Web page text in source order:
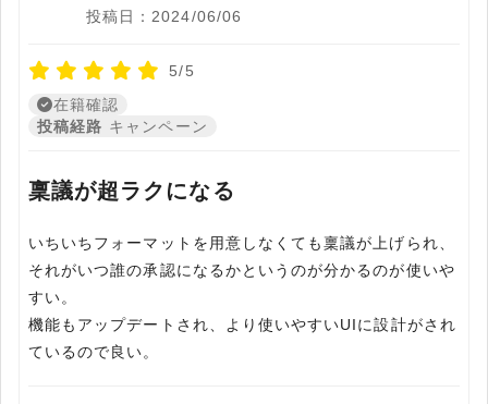
投稿日：2024/06/06
5/5
在籍確認
投稿経路 キャンペーン
稟議が超ラクになる
いちいちフォーマットを用意しなくても稟議が上げられ、
それがいつ誰の承認になるかというのが分かるのが使いや
すい。
機能もアップデートされ、より使いやすいUIに設計がされ
ているので良い。